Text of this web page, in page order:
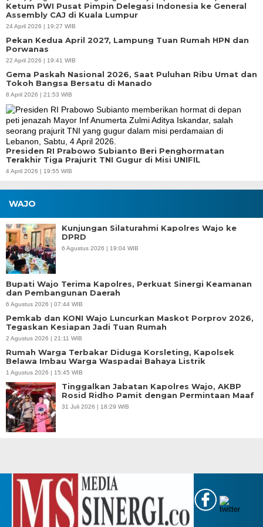
Ketum PWI Pusat Pimpin Delegasi Indonesia ke General
Assembly CAJ di Kuala Lumpur
24 April 2026 | 19:27 WIB
Pekan Kedua April 2027, Lampung Tuan Rumah HPN dan
Porwanas
22 April 2026 | 19:41 WIB
Gema Paskah Nasional 2026, Saat Puluhan Ribu Umat dan
Tokoh Bangsa Bersatu di Manado
8 April 2026 | 21:53 WIB
Presiden RI Prabowo Subianto Beri Penghormatan
Terakhir Tiga Prajurit TNI Gugur di Misi UNIFIL
4 April 2026 | 19:55 WIB
WAJO
Kunjungan Silaturahmi Kapolres Wajo ke
DPRD
6 Agustus 2026 | 19:04 WIB
Bupati Wajo Terima Kapolres, Perkuat Sinergi Keamanan
dan Pembangunan Daerah
6 Agustus 2026 | 07:44 WIB
Pemkab dan KONI Wajo Luncurkan Maskot Porprov 2026,
Tegaskan Kesiapan Jadi Tuan Rumah
2 Agustus 2026 | 21:11 WIB
Rumah Warga Terbakar Diduga Korsleting, Kapolsek
Belawa Imbau Warga Waspadai Bahaya Listrik
1 Agustus 2026 | 15:45 WIB
Tinggalkan Jabatan Kapolres Wajo, AKBP
Rosid Ridho Pamit dengan Permintaan Maaf
31 Juli 2026 | 18:29 WIB